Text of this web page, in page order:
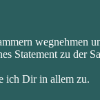
wegnehmen
Statement zu der
ich Dir in allem zu.